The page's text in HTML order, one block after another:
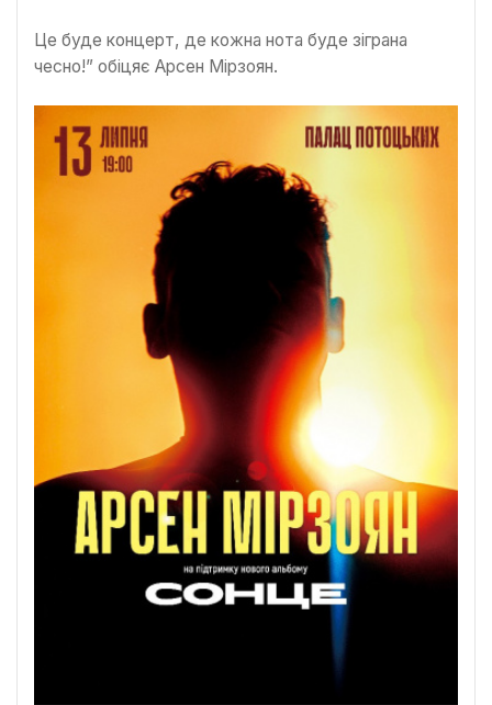
Це буде концерт, де кожна нота буде зіграна
чесно!” обіцяє Арсен Мірзоян.